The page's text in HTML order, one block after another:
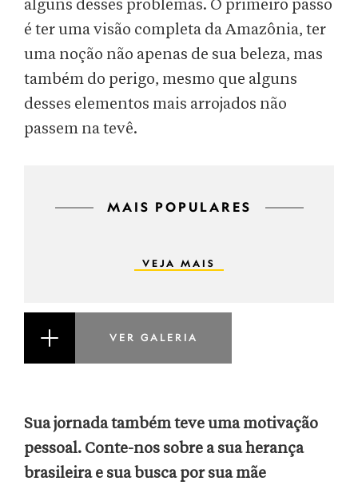
alguns desses problemas. O primeiro passo
é ter uma visão completa da Amazônia, ter
uma noção não apenas de sua beleza, mas
também do perigo, mesmo que alguns
desses elementos mais arrojados não
passem na tevê.
MAIS POPULARES
VEJA MAIS
VER GALERIA
Sua jornada também teve uma motivação
pessoal. Conte-nos sobre a sua herança
brasileira e sua busca por sua mãe